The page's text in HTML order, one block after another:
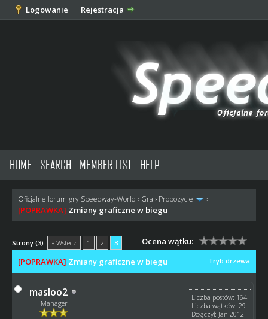
Logowanie Rejestracja
HOME SEARCH MEMBER LIST HELP
Oficjalne forum gry Speedway-World › Gra › Propozycje ›
[POPRAWKA] Zmiany graficzne w biegu
Strony (3): « Wstecz 1 2 3 Ocena wątku:
Tryb drzewa
[POPRAWKA] Zmiany graficzne w biegu
masloo2
Manager
Liczba postów: 164
Liczba wątków: 29
Dołączył: Jan 2012